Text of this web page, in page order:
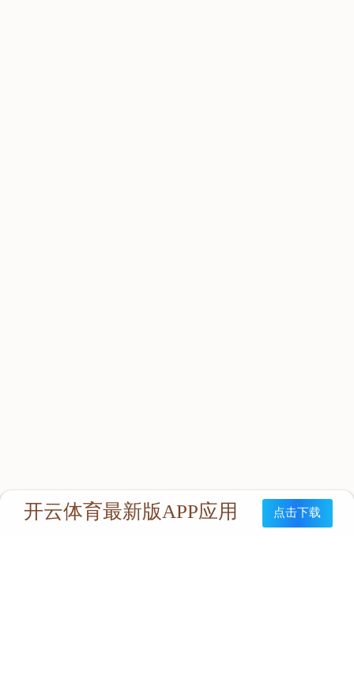
立即咨询： 联系我们